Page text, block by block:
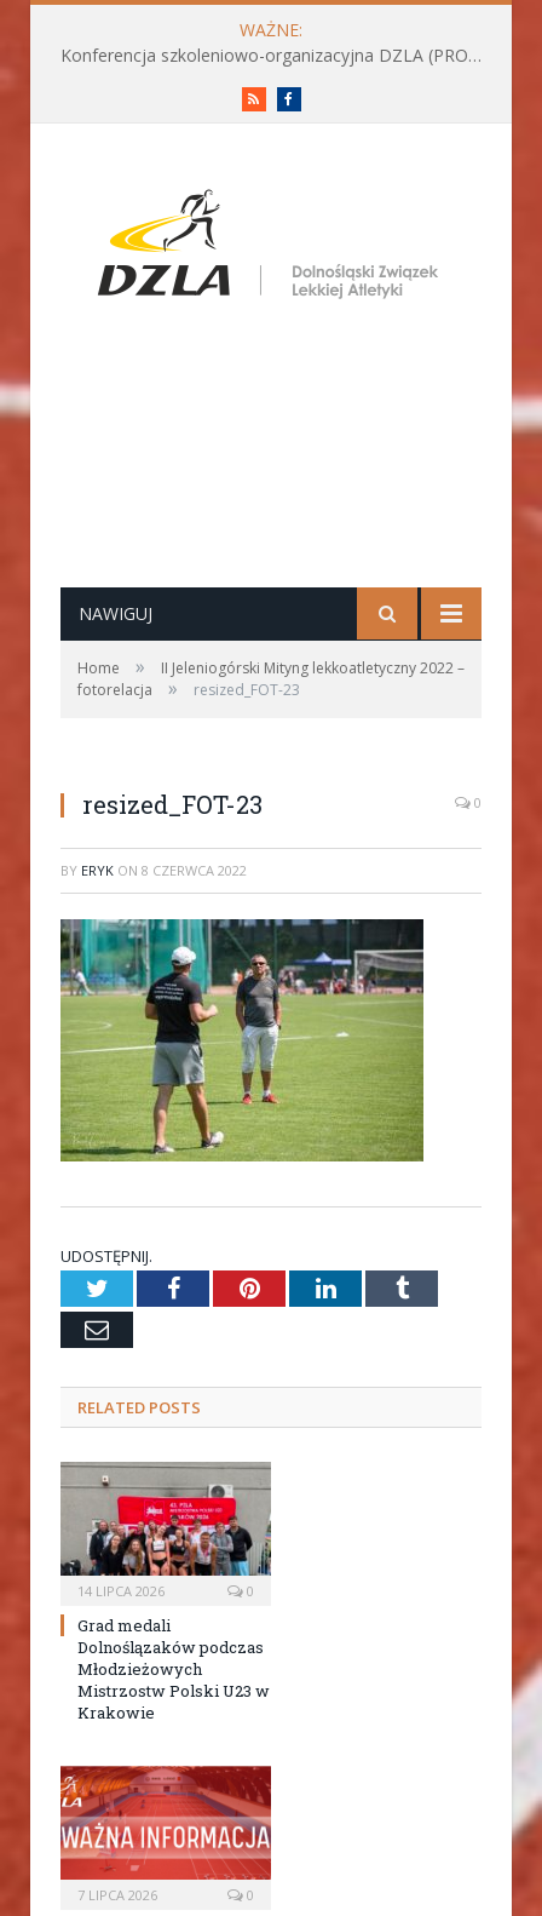
WAŻNE:
Konferencja szkoleniowo-organizacyjna DZLA (PROGRAM już do pobrania)
RSS
NAWIGUJ
Home »
II Jeleniogórski Mityng lekkoatletyczny 2022 –
fotorelacja
» resized_FOT-23
resized_FOT-23 0
BY ERYK ON 8 CZERWCA 2022
UDOSTĘPNIJ.
TwitterFacebookPinterestLinkedInTumblr
Email
RELATED POSTS
14 LIPCA 2026 0
Grad medali
Dolnoślązaków podczas
Młodzieżowych
Mistrzostw Polski U23 w
Krakowie
7 LIPCA 2026 0